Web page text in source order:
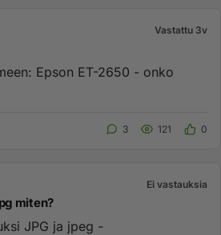
Vastattu 3v
Epson ET-2650 - onko
3 121 0
Ei vastauksia
JPG ja jpeg muotoon jpg miten?
JPG ja jpeg -